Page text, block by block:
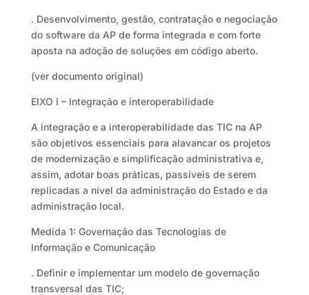
. Desenvolvimento, gestão, contratação e negociação
do software da AP de forma integrada e com forte
aposta na adoção de soluções em código aberto.
(ver documento original)
EIXO I – Integração e interoperabilidade
A integração e a interoperabilidade das TIC na AP
são objetivos essenciais para alavancar os projetos
de modernização e simplificação administrativa e,
assim, adotar boas práticas, passíveis de serem
replicadas a nível da administração do Estado e da
administração local.
Medida 1: Governação das Tecnologias de
Informação e Comunicação
. Definir e implementar um modelo de governação
transversal das TIC;